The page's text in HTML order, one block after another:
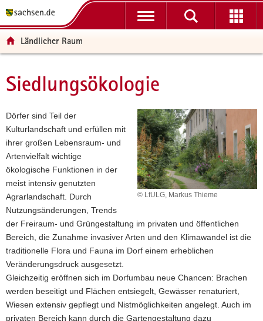
t
ü
e
r
g
r
e
i
f
e
n
d
e
N
a
v
i
g
t
n
v
i
g
a
t
i
o
n
p
n
a
l
t
t
-
e
r
e
i
c
h
Ländlicher Raum
Hauptinhalt
Siedlungsökologie
© LfULG, Markus Thieme
Dörfer sind Teil der
Kulturlandschaft und erfüllen mit
ihrer großen Lebensraum- und
Artenvielfalt wichtige
ökologische Funktionen in der
meist intensiv genutzten
Agrarlandschaft. Durch
Nutzungsänderungen, Trends
der Freiraum- und Grüngestaltung im privaten und öffentlichen
Bereich, die Zunahme invasiver Arten und den Klimawandel ist die
traditionelle Flora und Fauna im Dorf einem erheblichen
Veränderungsdruck ausgesetzt.
Gleichzeitig eröffnen sich im Dorfumbau neue Chancen: Brachen
werden beseitigt und Flächen entsiegelt, Gewässer renaturiert,
Wiesen extensiv gepflegt und Nistmöglichkeiten angelegt. Auch im
privaten Bereich kann durch die Gartengestaltung dazu